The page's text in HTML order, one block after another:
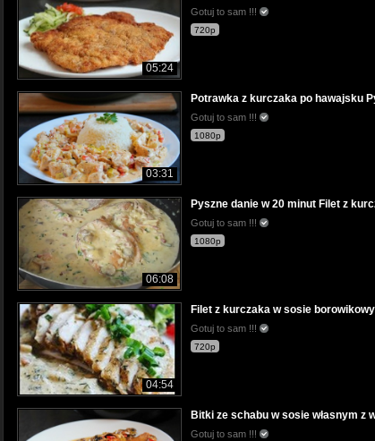
05:24
Gotuj to sam !!!
720p
03:31
Potrawka z kurczaka po hawajsku
Gotuj to sam !!!
1080p
06:08
Pyszne danie w 20 minut Filet z
Gotuj to sam !!!
1080p
04:54
Filet z kurczaka w sosie
Gotuj to sam !!!
720p
Bitki ze schabu w sosie własnym z
Gotuj to sam !!!